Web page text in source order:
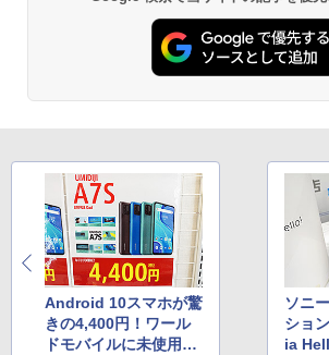
Android 10スマホが驚
きの4,400円！ワール
ドモバイルに未使用品
ソニ
ショ
ia